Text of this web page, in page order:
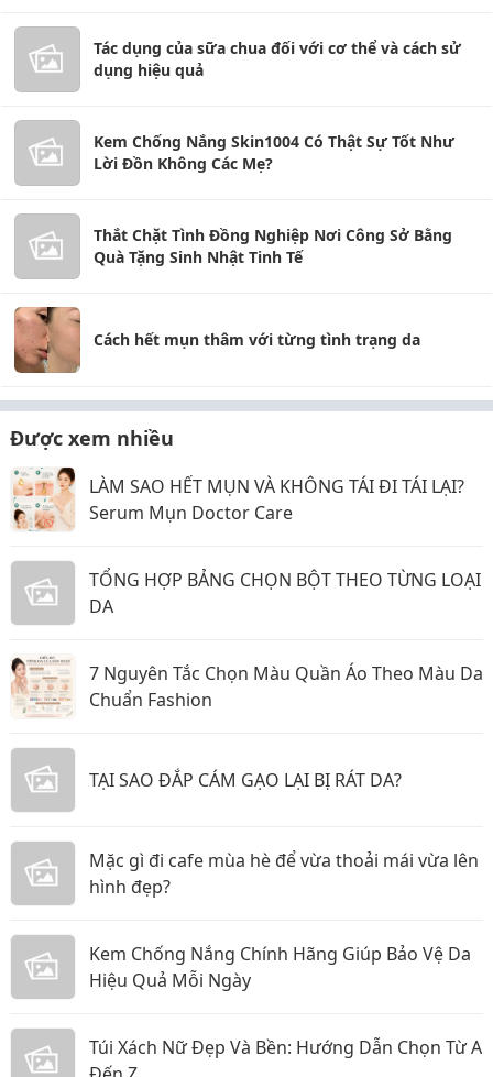
Tác dụng của sữa chua đối với cơ thể và cách sử
dụng hiệu quả
Kem Chống Nắng Skin1004 Có Thật Sự Tốt Như
Lời Đồn Không Các Mẹ?
Thắt Chặt Tình Đồng Nghiệp Nơi Công Sở Bằng
Quà Tặng Sinh Nhật Tinh Tế
Cách hết mụn thâm với từng tình trạng da
Được xem nhiều
LÀM SAO HẾT MỤN VÀ KHÔNG TÁI ĐI TÁI LẠI?
Serum Mụn Doctor Care
TỔNG HỢP BẢNG CHỌN BỘT THEO TỪNG LOẠI
DA
7 Nguyên Tắc Chọn Màu Quần Áo Theo Màu Da
Chuẩn Fashion
TẠI SAO ĐẮP CÁM GẠO LẠI BỊ RÁT DA?
Mặc gì đi cafe mùa hè để vừa thoải mái vừa lên
hình đẹp?
Kem Chống Nắng Chính Hãng Giúp Bảo Vệ Da
Hiệu Quả Mỗi Ngày
Túi Xách Nữ Đẹp Và Bền: Hướng Dẫn Chọn Từ A